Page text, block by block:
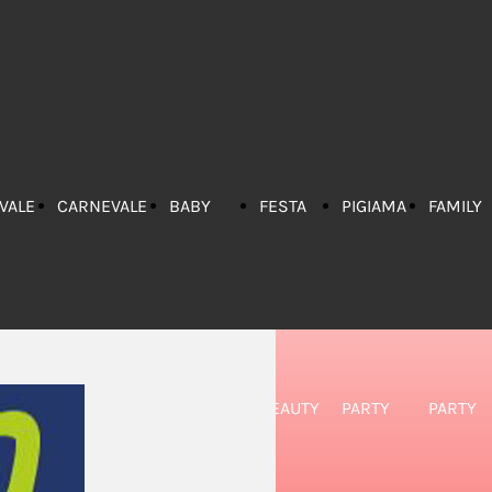
CARNEVALE BABY FESTA
BEAUTY
PIGIAMA
PARTY
FAMILY
PARTY